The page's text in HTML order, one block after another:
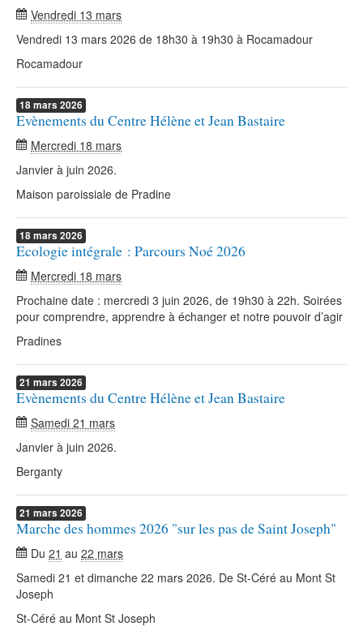
Vendredi 13 mars
Vendredi 13 mars 2026 de 18h30 à 19h30 à Rocamadour
Rocamadour
18mars 2026
Evènements du Centre Hélène et Jean Bastaire
Mercredi 18 mars
Janvier à juin 2026.
Maison paroissiale de Pradine
18mars 2026
Ecologie intégrale : Parcours Noé 2026
Mercredi 18 mars
Prochaine date : mercredi 3 juin 2026, de 19h30 à 22h. Soirées
pour comprendre, apprendre à échanger et notre pouvoir d’agir
Pradines
21 mars 2026
Evènements du Centre Hélène et Jean Bastaire
Samedi 21 mars
Janvier à juin 2026.
Berganty
21 mars 2026
Marche des hommes 2026 "sur les pas de Saint Joseph"
Du 21 au 22 mars
Samedi 21 et dimanche 22 mars 2026. De St-Céré au Mont St
Joseph
St-Céré au Mont St Joseph